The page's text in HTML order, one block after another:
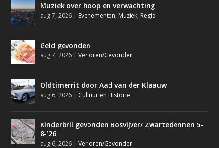
Muziek over hoop en verwachting
aug 7, 2026 | Evenementen, Muziek, Regio
Geld gevonden
aug 7, 2026 |Verloren/Gevonden
Oldtimerrit door Aad van der Klaauw
aug 6, 2026 | Cultuur en Historie
Kinderbril gevonden Bosvijver/ Zwartedennen 5-
8-’26
aug 6, 2026 |Verloren/Gevonden